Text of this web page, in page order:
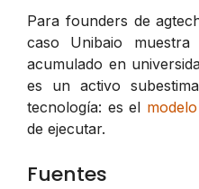
Para founders de
caso Unibaio
acumulado en
es un activo
tecnología: es el
de ejecutar.
Fuentes